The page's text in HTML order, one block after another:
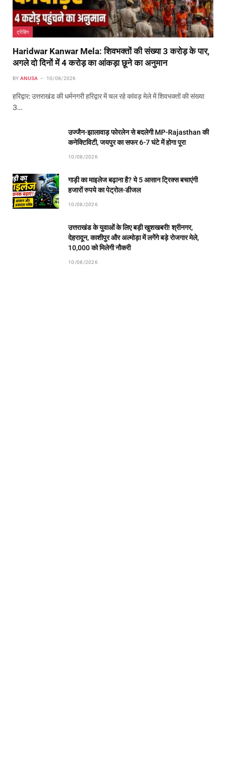
ट्रेंडिंग
Haridwar Kanwar Mela: शिवभक्तों की संख्या 3 करोड़ के पार,
अगले दो दिनों में 4 करोड़ का आंकड़ा छूने का अनुमान
BY ANUSA 10/08/2026
हरिद्वार: उत्तराखंड की धर्मनगरी हरिद्वार में चल रहे कांवड़ मेले में शिवभक्तों की संख्या
3…
उज्जैन-झालावाड़ फोरलेन से बदलेगी MP-Rajasthan की
कनेक्टिविटी, जयपुर का सफर 6-7 घंटे में होगा पूरा
10/08/2026
गाड़ी का माइलेज बढ़ाना है? ये 5 आसान ट्रिक्स बचाएंगी
हजारों रुपये का पेट्रोल-डीजल
10/08/2026
उत्तराखंड के युवाओं के लिए बड़ी खुशखबरी! श्रीनगर,
देहरादून, काशीपुर और अल्मोड़ा में लगेंगे बड़े रोजगार मेले,
10,000 को मिलेगी नौकरी
10/08/2026